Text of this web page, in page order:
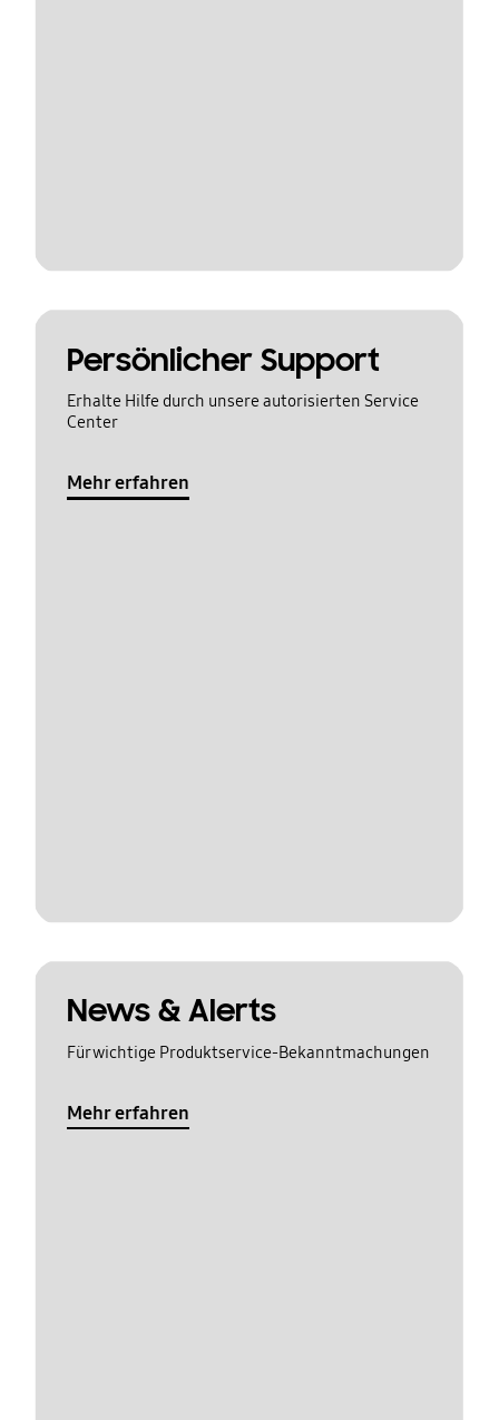
Persönlicher Support
Erhalte Hilfe durch unsere autorisierten Service
Center
Mehr erfahren
News & Alerts
Für wichtige Produktservice-Bekanntmachungen
Mehr erfahren